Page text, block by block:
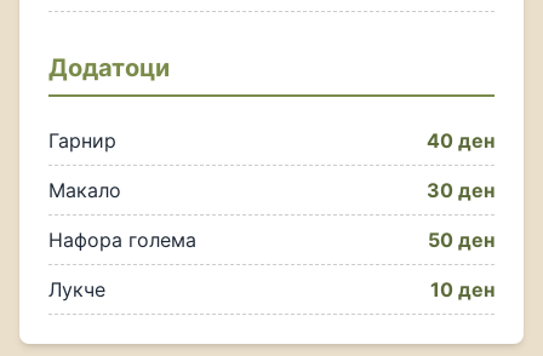
Додатоци
Гарнир 40 ден
Макало 30 ден
Нафора голема 50 ден
Лукче 10 ден